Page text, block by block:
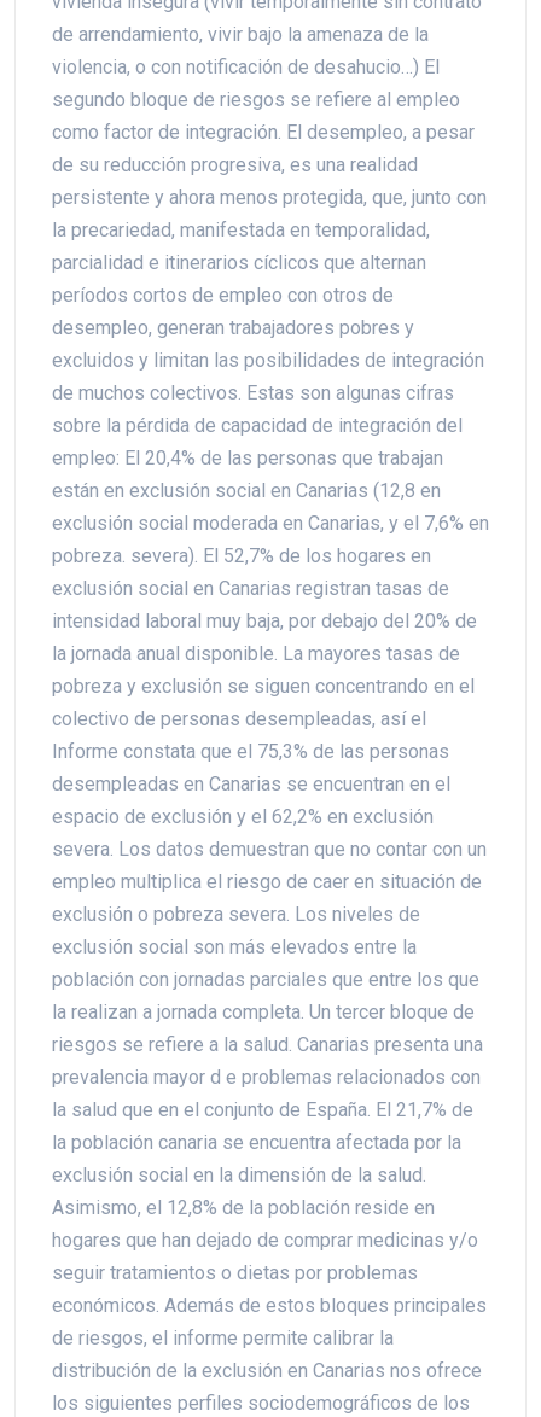
de arrendamiento, vivir bajo la amenaza de la
violencia, o con notificación de desahucio…) El
segundo bloque de riesgos se refiere al empleo
como factor de integración. El desempleo, a pesar
de su reducción progresiva, es una realidad
persistente y ahora menos protegida, que, junto con
la precariedad, manifestada en temporalidad,
parcialidad e itinerarios cíclicos que alternan
períodos cortos de empleo con otros de
desempleo, generan trabajadores pobres y
excluidos y limitan las posibilidades de integración
de muchos colectivos. Estas son algunas cifras
sobre la pérdida de capacidad de integración del
empleo: El 20,4% de las personas que trabajan
están en exclusión social en Canarias (12,8 en
exclusión social moderada en Canarias, y el 7,6% en
pobreza. severa). El 52,7% de los hogares en
exclusión social en Canarias registran tasas de
intensidad laboral muy baja, por debajo del 20% de
la jornada anual disponible. La mayores tasas de
pobreza y exclusión se siguen concentrando en el
colectivo de personas desempleadas, así el
Informe constata que el 75,3% de las personas
desempleadas en Canarias se encuentran en el
espacio de exclusión y el 62,2% en exclusión
severa. Los datos demuestran que no contar con un
empleo multiplica el riesgo de caer en situación de
exclusión o pobreza severa. Los niveles de
exclusión social son más elevados entre la
población con jornadas parciales que entre los que
la realizan a jornada completa. Un tercer bloque de
riesgos se refiere a la salud. Canarias presenta una
prevalencia mayor d e problemas relacionados con
la salud que en el conjunto de España. El 21,7% de
la población canaria se encuentra afectada por la
exclusión social en la dimensión de la salud.
Asimismo, el 12,8% de la población reside en
hogares que han dejado de comprar medicinas y/o
seguir tratamientos o dietas por problemas
económicos. Además de estos bloques principales
de riesgos, el informe permite calibrar la
distribución de la exclusión en Canarias nos ofrece
los siguientes perfiles sociodemográficos de los